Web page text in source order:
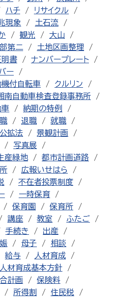
ハチ
リサイクル
現象
土石流
観光
大山
第二
土地区画整理
明書
ナンバープレート
ー
機付自転車
クルリン
南自動車検査登録事務所
車
納期の特例
退職
就職
公拡法
景観計画
写真展
産緑地
都市計画道路
広報いせはら
不在者投票制度
一時保育
保育園
保育所
講座 教室
ふたご
手続き
出産
母子
相談
給与
人材育成
人材育成基本方針
計画
保険料
所得割
住民税